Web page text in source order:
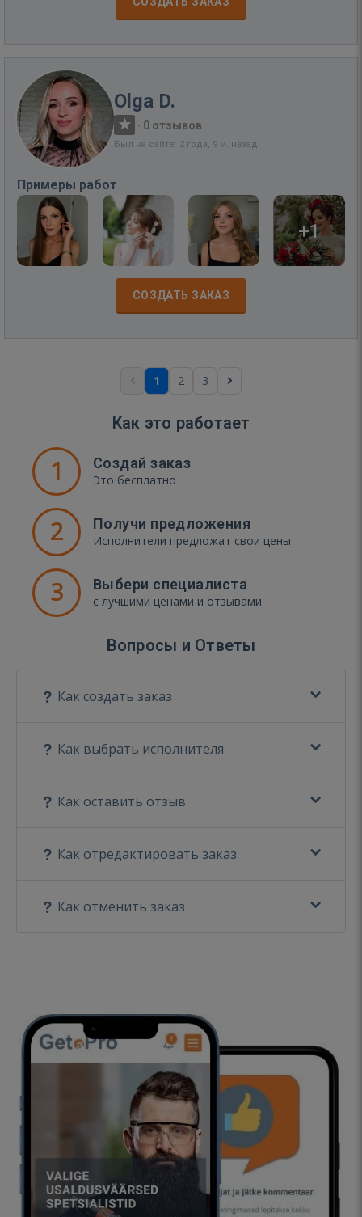
Olga D.
· 0 отзывов
Был на сайте: 2 года, 9 м. назад
Примеры работ
+1
СОЗДАТЬ ЗАКАЗ
1 2 3
Как это работает
1 Создай заказ
Это бесплатно
2 Получи предложения
Исполнители предложат свои цены
3 Выбери специалиста
с лучшими ценами и отзывами
Вопросы и Ответы
Как создать заказ
Как выбрать исполнителя
Как оставить отзыв
Как отредактировать заказ
Как отменить заказ